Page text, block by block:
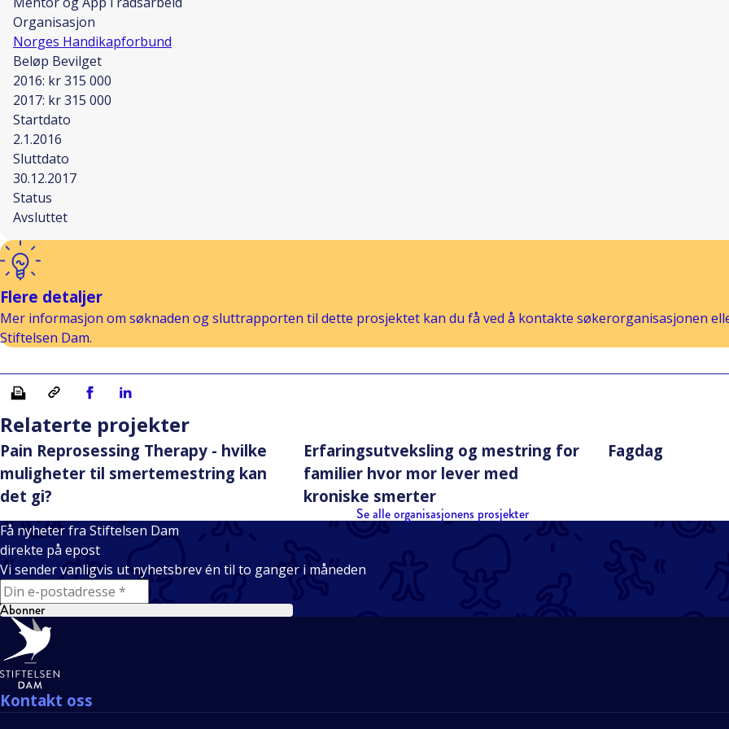
Organisasjon
Norges Handikapforbund
Beløp Bevilget
2016: kr 315 000
2017: kr 315 000
Startdato
2.1.2016
Sluttdato
30.12.2017
Status
Avsluttet
Flere detaljer
Mer informasjon om søknaden og sluttrapporten til dette prosjektet kan du få ved å kontakte søkerorganisasjonen
Stiftelsen Dam.
Skriv ut Kopiera länkDel på Facebook
Del på Linkedin
Relaterte projekter
Pain Reprosessing Therapy - hvilke
muligheter til smertemestring kan
det gi?
Erfaringsutveksling og mestring for
familier hvor mor lever med
kroniske smerter
Fagdag
Se alle organisasjonens prosjekter
Få nyheter fra Stiftelsen Dam
direkte på epost
Vi sender vanligvis ut nyhetsbrev én til to ganger i måneden
E-mail
Abonner
Bunntekst
Kontakt oss